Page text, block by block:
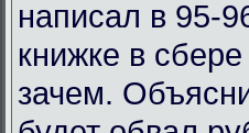
написал в 95-
книжке в
зачем.